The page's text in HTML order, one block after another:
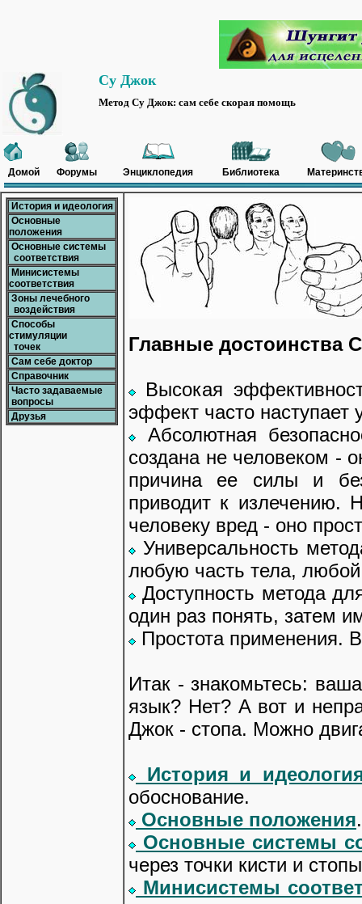
Су Джок
Метод Су Джок: сам себе скорая помощь
Домой Форумы Энциклопедия Библиотека
История и идеология
Основные
положения
Основные системы
соответствия
Минисистемы
соответствия
Зоны лечебного
воздействия
Способы
стимуляции
точек
Сам себе доктор
Справочник
Часто задаваемые
вопросы
Друзья
Главные достоинства
Высокая
эффект часто наступает
Абсолютная
создана не человеком -
причина ее силы и
приводит к излечению.
человеку вред - оно
Универсальность
любую часть тела,
Доступность метода
один раз понять, затем
Простота применения.
Итак - знакомьтесь:
язык? Нет? А вот и
Джок - стопа. Можно
История и
обоснование.
Основные положения
Основные системы
через точки кисти и
Минисистемы